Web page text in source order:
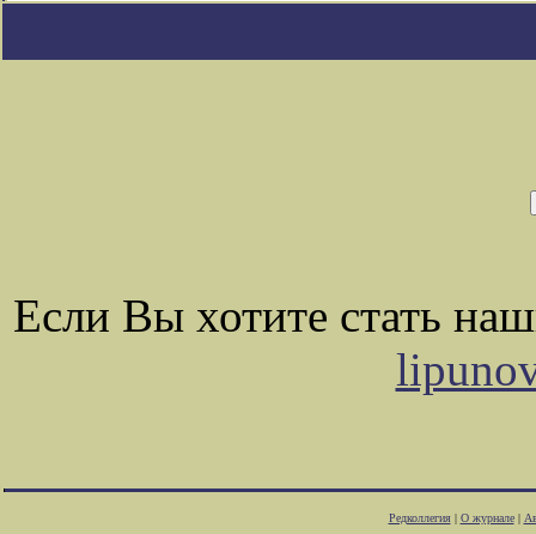
Если Вы хотите стать
Редколлегия| О журнале|